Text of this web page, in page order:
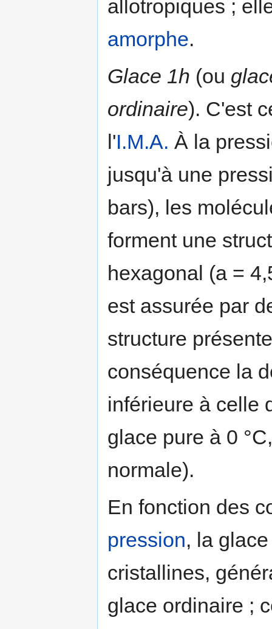
allotropiques ;
amorphe.
Glace 1h (ou
ordinaire). C'est
l'I.M.A. À la
jusqu'à une
bars), les
forment une
hexagonal (a =
est assurée par
structure
conséquence la
inférieure à celle
glace pure à 0
normale).
En fonction des
pression, la
cristallines,
glace ordinaire ;